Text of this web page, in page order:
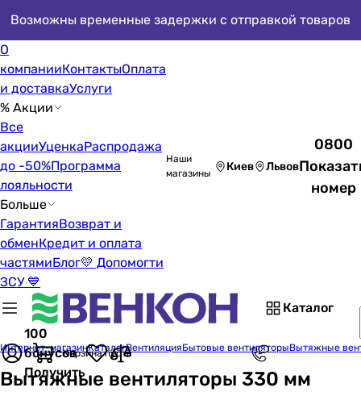
Возможны временные задержки с отправкой товаров
О
компанииКонтактыОплата
и доставкаУслуги
% Акции
Все
акцииУценкаРаспродажа
до -50%Программа
лояльности
Больше
ГарантияВозврат и
обменКредит и оплата
частямиБлог💛 Допомогти
ЗСУ 💙
Наши
магазины
Киев Львов
0800
номер
Каталог
100
бонусов
Получить
Корзина пуста
Интернет-магазинКаталогВентиляцияБытовые вентиляторыВытяжные
Вытяжные вентиляторы 330 мм